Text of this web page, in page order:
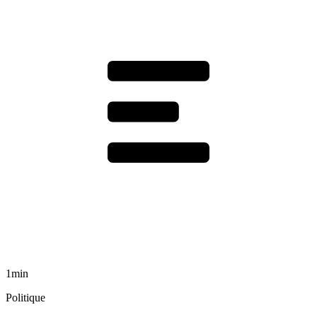
1min
Politique